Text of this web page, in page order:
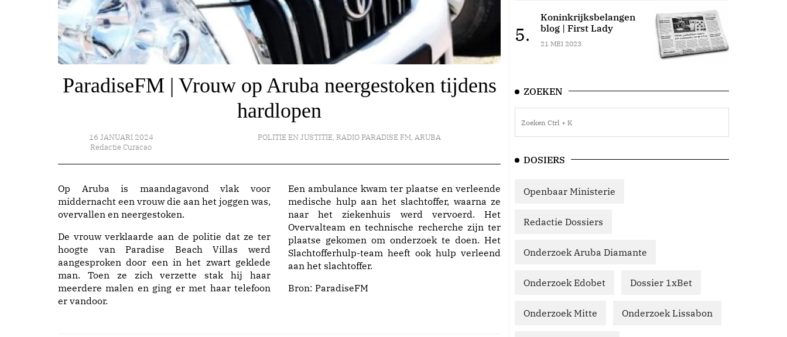
ParadiseFM | Vrouw op Aruba neergestoken tijdens
hardlopen
16 JANUARI 2024
Redactie Curacao
POLITIE EN JUSTITIE,RADIO PARADISE FM,ARUBA
Op Aruba is maandagavond vlak voor
middernacht een vrouw die aan het joggen was,
overvallen en neergestoken.
De vrouw verklaarde aan de politie dat ze ter
hoogte van Paradise Beach Villas werd
aangesproken door een in het zwart geklede
man. Toen ze zich verzette stak hij haar
meerdere malen en ging er met haar telefoon
er vandoor.
Een ambulance kwam ter plaatse en verleende
medische hulp aan het slachtoffer, waarna ze
naar het ziekenhuis werd vervoerd. Het
Overvalteam en technische recherche zijn ter
plaatse gekomen om onderzoek te doen. Het
Slachtofferhulp-team heeft ook hulp verleend
aan het slachtoffer.
Bron: ParadiseFM
5.
Koninkrijksbelangen
blog | First Lady
21 MEI 2023
ZOEKEN
DOSIERS
Openbaar Ministerie
Redactie Dossiers
Onderzoek Aruba Diamante
Onderzoek Edobet Dossier 1xBet
Onderzoek Mitte Onderzoek Lissabon